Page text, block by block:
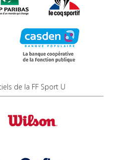
de la FF Sport U